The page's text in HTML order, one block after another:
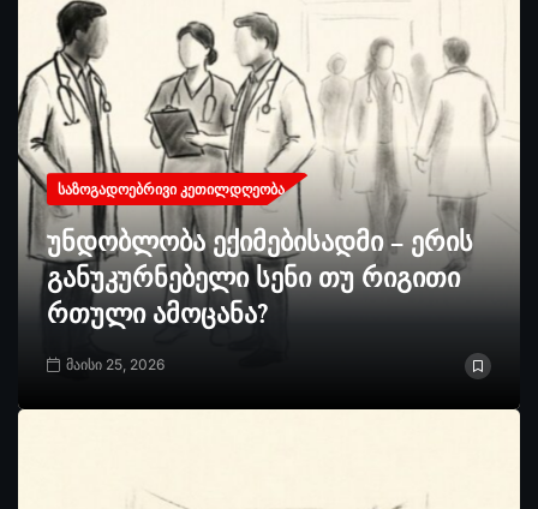
ᲡᲐᲖᲝᲒᲐᲓᲝᲔᲑᲠᲘᲕᲘ ᲙᲔᲗᲘᲚᲓᲦᲔᲝᲑᲐ
უნდობლობა ექიმებისადმი – ერის
განუკურნებელი სენი თუ რიგითი
რთული ამოცანა?
მაისი 25, 2026